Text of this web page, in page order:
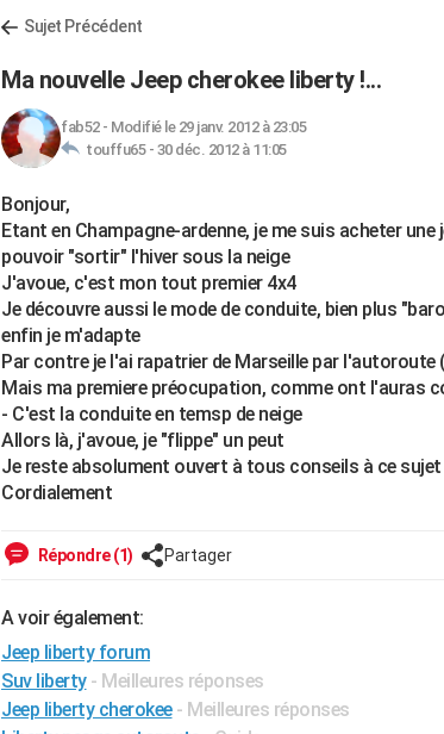
Sujet Précédent
Ma nouvelle Jeep cherokee liberty !...
fab52- Modifié le 29 janv. 2012 à 23:05
touffu65 - 30 déc. 2012 à 11:05
Bonjour,
Etant en Champagne-ardenne, je me suis acheter une
pouvoir "sortir" l'hiver sous la neige
J'avoue, c'est mon tout premier 4x4
Je découvre aussi le mode de conduite, bien plus
enfin je m'adapte
Par contre je l'ai rapatrier de Marseille par l'autoroute
Mais ma premiere préocupation, comme ont l'auras
- C'est la conduite en temsp de neige
Allors là, j'avoue, je "flippe" un peut
Je reste absolument ouvert à tous conseils à ce sujet
Cordialement
Répondre (1) Partager
A voir également:
Jeep liberty forum
Suv liberty - Meilleures réponses
Jeep liberty cherokee - Meilleures réponses